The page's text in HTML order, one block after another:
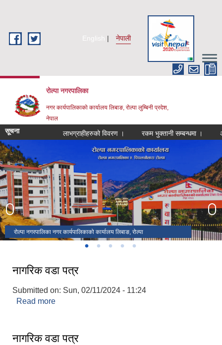
English नेपाली
रोल्पा नगरपालिका
नगर कार्यपालिकाको कार्यालय लिबाङ, रोल्पा लुम्बिनी प्रदेश,
नेपाल
सूचना लाभग्राहीहरुको विवरण । रकम भुक्तानी सम्बन्धमा ।
रोल्पा नगरपालिका नगर कार्यपालिकाको कार्यालय लिबाङ, रोल्पा
रोल्पा नगरपालिका पर्यटकिय स्थल भ्यू टावर
रोल्पा नगरपालिका पर्यटकिय स्थल सातदोबाटो
१३ ओं नगर सभा
दिक्षान्त समारोह रोल्पा नगरपालिका
नागरिक वडा पत्र
Submitted on: Sun, 02/11/2024 - 11:24
Read more
नागरिक वडा पत्र